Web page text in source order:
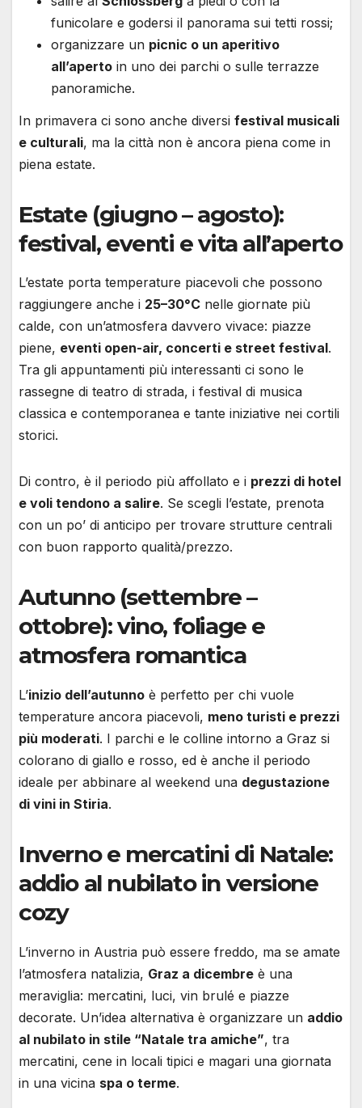
funicolare e godersi il panorama sui tetti rossi;
organizzare un picnic o un aperitivo
all’aperto in uno dei parchi o sulle terrazze
panoramiche.
In primavera ci sono anche diversi festival musicali
e culturali, ma la città non è ancora piena come in
piena estate.
Estate (giugno – agosto):
festival, eventi e vita all’aperto
L’estate porta temperature piacevoli che possono
raggiungere anche i 25–30°C nelle giornate più
calde, con un’atmosfera davvero vivace: piazze
piene, eventi open-air, concerti e street festival.
Tra gli appuntamenti più interessanti ci sono le
rassegne di teatro di strada, i festival di musica
classica e contemporanea e tante iniziative nei cortili
storici.
Di contro, è il periodo più affollato e i prezzi di hotel
e voli tendono a salire. Se scegli l’estate, prenota
con un po’ di anticipo per trovare strutture centrali
con buon rapporto qualità/prezzo.
Autunno (settembre –
ottobre): vino, foliage e
atmosfera romantica
L’inizio dell’autunno è perfetto per chi vuole
temperature ancora piacevoli, meno turisti e prezzi
più moderati. I parchi e le colline intorno a Graz si
colorano di giallo e rosso, ed è anche il periodo
ideale per abbinare al weekend una degustazione
di vini in Stiria.
Inverno e mercatini di Natale:
addio al nubilato in versione
cozy
L’inverno in Austria può essere freddo, ma se amate
l’atmosfera natalizia, Graz a dicembre è una
meraviglia: mercatini, luci, vin brulé e piazze
decorate. Un’idea alternativa è organizzare un addio
al nubilato in stile “Natale tra amiche”, tra
mercatini, cene in locali tipici e magari una giornata
in una vicina spa o terme.